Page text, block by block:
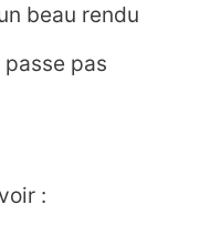
beau rendu
pas
: